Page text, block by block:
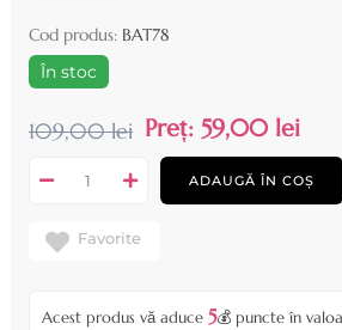
Cod produs: BAT78
În stoc
109,00 lei Preț: 59,00 lei
ADAUGĂ ÎN COȘ
Favorite
Acest produs vă aduce 5💰 puncte în